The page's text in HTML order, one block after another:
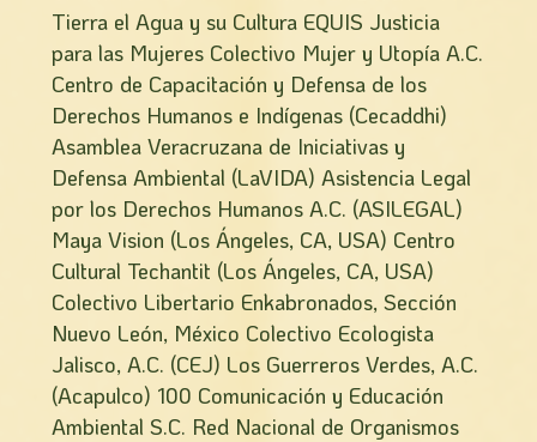
Tierra el Agua y su Cultura EQUIS Justicia
para las Mujeres Colectivo Mujer y Utopía A.C.
Centro de Capacitación y Defensa de los
Derechos Humanos e Indígenas (Cecaddhi)
Asamblea Veracruzana de Iniciativas y
Defensa Ambiental (LaVIDA) Asistencia Legal
por los Derechos Humanos A.C. (ASILEGAL)
Maya Vision (Los Ángeles, CA, USA) Centro
Cultural Techantit (Los Ángeles, CA, USA)
Colectivo Libertario Enkabronados, Sección
Nuevo León, México Colectivo Ecologista
Jalisco, A.C. (CEJ) Los Guerreros Verdes, A.C.
(Acapulco) 100 Comunicación y Educación
Ambiental S.C. Red Nacional de Organismos